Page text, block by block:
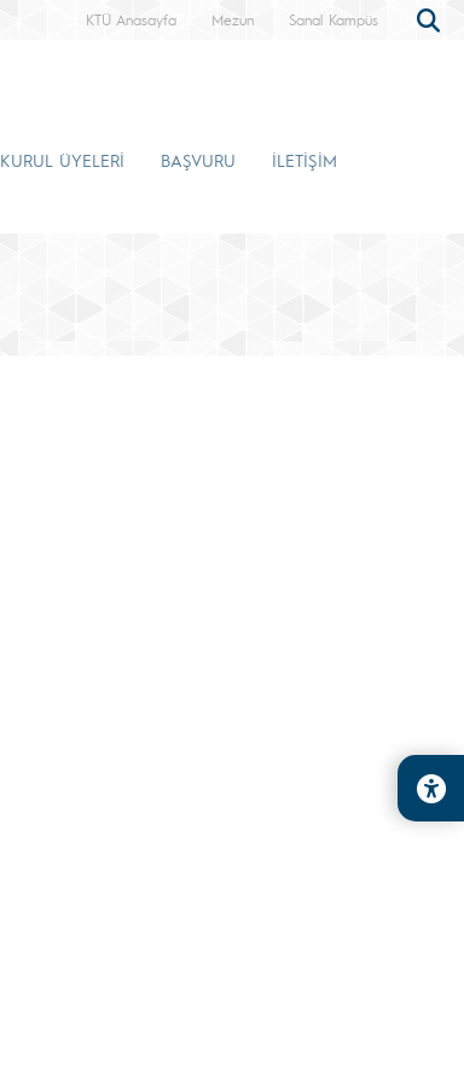
KTÜ Anasayfa Mezun Sanal Kampüs
KURUL ÜYELERİ BAŞVURU İLETİŞİM